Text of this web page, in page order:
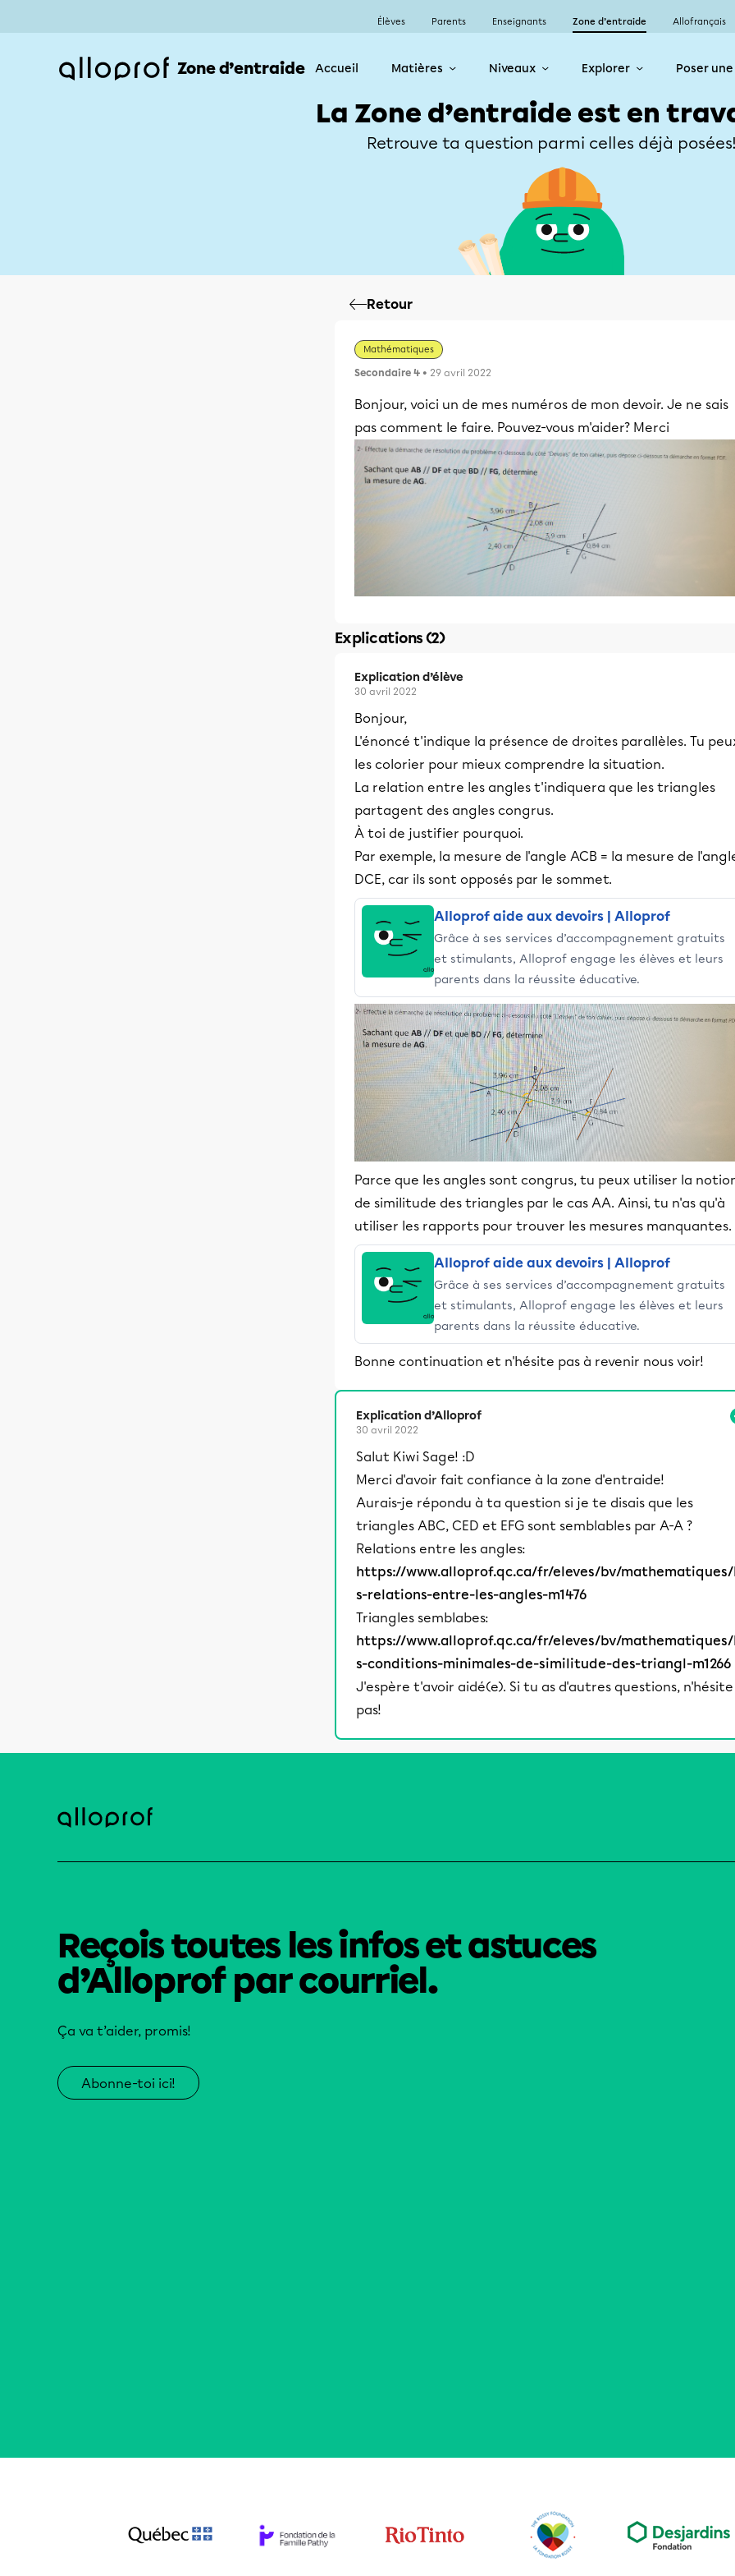
Élèves Parents Enseignants Zone d’entraide Allofrançais
Zone d’entraide Accueil Matières Niveaux Explorer Poser
La Zone d’entraide est en
Retrouve ta question parmi celles déjà
Retour
Mathématiques
Secondaire 4 • 29 avril 2022
Bonjour, voici un de mes numéros de mon devoir. Je ne sais
pas comment le faire. Pouvez-vous m'aider? Merci
Explications (2)
Explication d’élève
30 avril 2022
Bonjour,
L'énoncé t'indique la présence de droites parallèles. Tu
les colorier pour mieux comprendre la situation.
La relation entre les angles t'indiquera que les triangles
partagent des angles congrus.
À toi de justifier pourquoi.
Par exemple, la mesure de l'angle ACB = la mesure de
DCE, car ils sont opposés par le sommet.
Alloprof aide aux devoirs | Alloprof
Grâce à ses services d’accompagnement gratuits
et stimulants, Alloprof engage les élèves et leurs
parents dans la réussite éducative.
Parce que les angles sont congrus, tu peux utiliser la
de similitude des triangles par le cas AA. Ainsi, tu n'as qu'à
utiliser les rapports pour trouver les mesures manquantes.
Alloprof aide aux devoirs | Alloprof
Grâce à ses services d’accompagnement gratuits
et stimulants, Alloprof engage les élèves et leurs
parents dans la réussite éducative.
Bonne continuation et n'hésite pas à revenir nous voir!
Explication d’Alloprof
30 avril 2022
Salut Kiwi Sage! :D
Merci d'avoir fait confiance à la zone d'entraide!
Aurais-je répondu à ta question si je te disais que les
triangles ABC, CED et EFG sont semblables par A-A ?
Relations entre les angles:
https://www.alloprof.qc.ca/fr/eleves/bv/
s-relations-entre-les-angles-m1476
Triangles semblabes:
https://www.alloprof.qc.ca/fr/eleves/bv/
s-conditions-minimales-de-similitude-des-triangl-m1266
J'espère t'avoir aidé(e). Si tu as d'autres questions, n'hésite
pas!
Reçois toutes les infos et astuces
d’Alloprof par courriel.
Ça va t’aider, promis!
Abonne-toi ici!